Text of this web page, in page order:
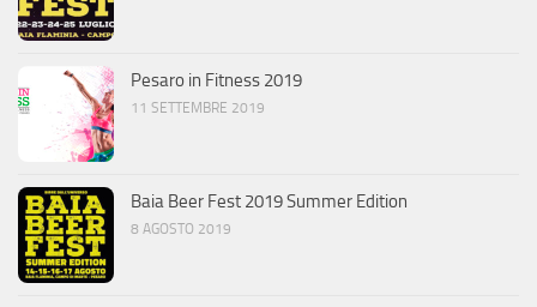
Pesaro in Fitness 2019
11 SETTEMBRE 2019
Baia Beer Fest 2019 Summer Edition
8 AGOSTO 2019